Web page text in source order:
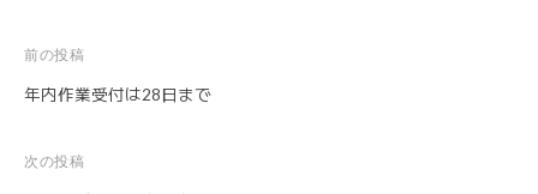
投
稿
ナ
前の投稿
年内作業受付は28日まで
次の投稿